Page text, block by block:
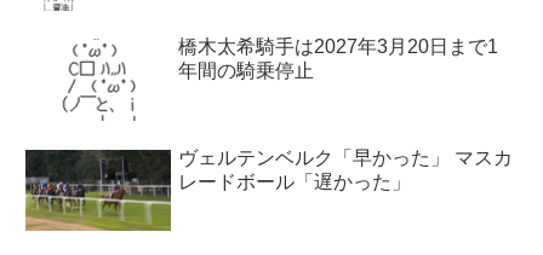
橋木太希騎手は2027年3月20日まで1
年間の騎乗停止
ヴェルテンベルク「早かった」 マスカ
レードボール「遅かった」